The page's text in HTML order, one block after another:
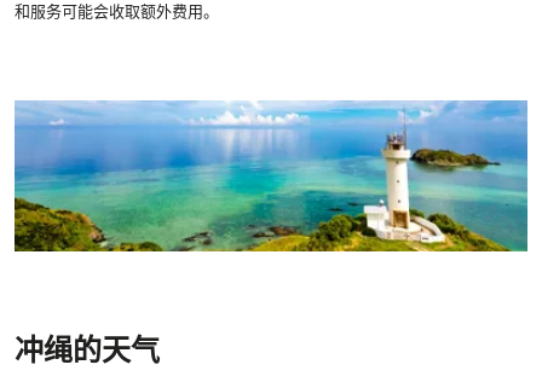
和服务可能会收取额外费用。
冲绳的天气